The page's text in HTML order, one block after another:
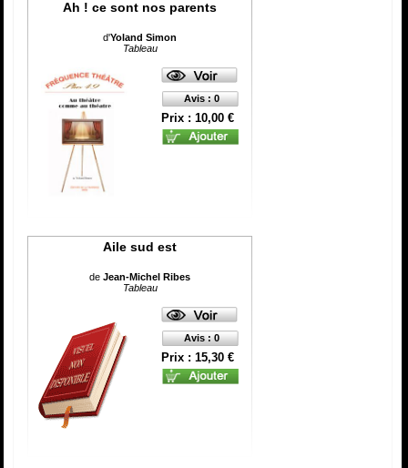
Ah ! ce sont nos parents
d'Yoland Simon
Tableau
Avis : 0
Prix : 10,00 €
Aile sud est
deJean-Michel Ribes
Tableau
Avis : 0
Prix : 15,30 €